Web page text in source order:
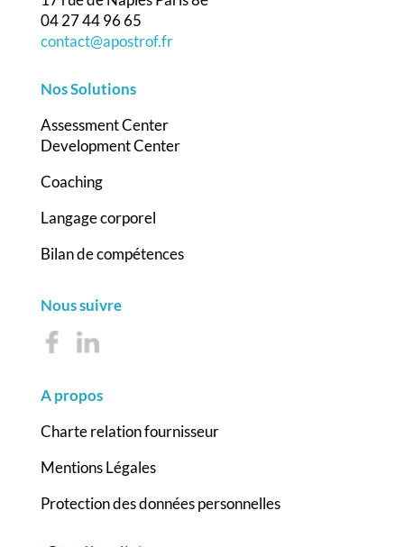
04 27 44 96 65
contact@apostrof.fr
Nos Solutions
Assessment Center
Development Center
Coaching
Langage corporel
Bilan de compétences
Nous suivre
A propos
Charte relation fournisseur
Mentions Légales
Protection des données personnelles